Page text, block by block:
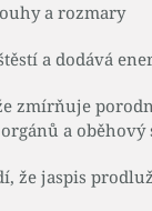
a rozmary
a dodává
zmírňuje
a oběhový
že jaspis